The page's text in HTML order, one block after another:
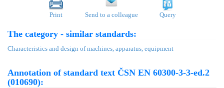
Print Send to a colleague Query
The category - similar standards:
Characteristics and design of machines, apparatus, equipment
Annotation of standard text ČSN EN 60300-3-3-ed.2
(010690):